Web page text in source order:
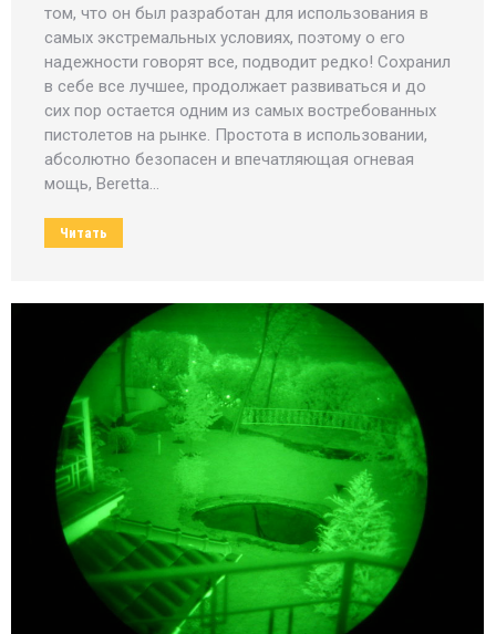
том, что он был разработан для использования в
самых экстремальных условиях, поэтому о его
надежности говорят все, подводит редко! Сохранил
в себе все лучшее, продолжает развиваться и до
сих пор остается одним из самых востребованных
пистолетов на рынке. Простота в использовании,
абсолютно безопасен и впечатляющая огневая
мощь, Beretta…
Читать